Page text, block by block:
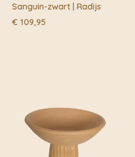
Sanguin-zwart | Radijs
€ 109,95